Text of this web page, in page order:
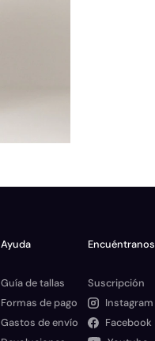
Ayuda
Guía de tallas
Formas de pago
Gastos de envío
Encuéntranos
Suscripción
Instagram
Facebook